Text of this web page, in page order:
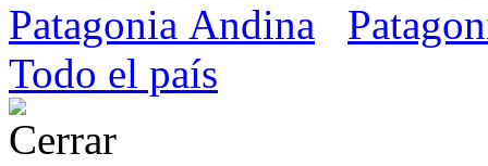
Patagonia Andina
Todo el país